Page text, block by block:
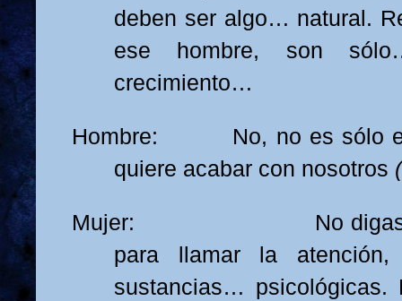
deben ser algo… natural.
ese hombre, son
crecimiento…
Hombre: No, no es sólo
quiere acabar con nosotros
Mujer: No digas eso.
para llamar la atención,
sustancias… psicológicas.